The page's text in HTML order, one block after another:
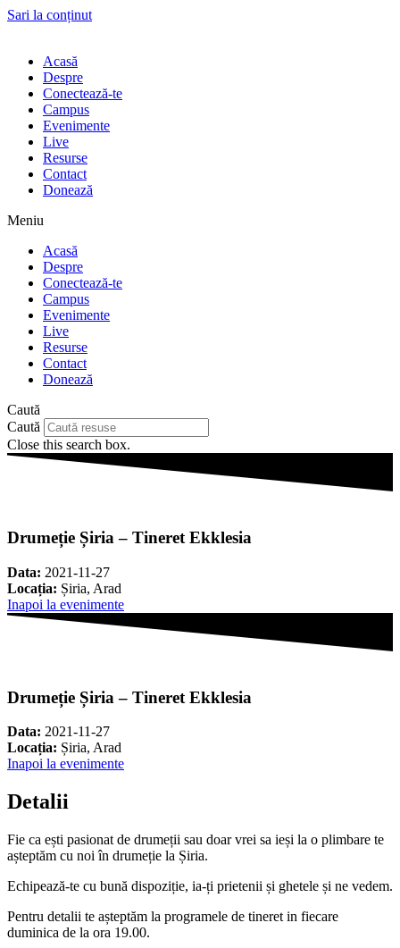
Sari la conținut
Acasă
Despre
Conectează-te
Campus
Evenimente
Live
Resurse
Contact
Donează
Meniu
Acasă
Despre
Conectează-te
Campus
Evenimente
Live
Resurse
Contact
Donează
Caută
Caută
Close this search box.
Drumeție Șiria – Tineret Ekklesia
Data: 2021-11-27
Locația: Șiria, Arad
Inapoi la evenimente
Drumeție Șiria – Tineret Ekklesia
Data: 2021-11-27
Locația: Șiria, Arad
Inapoi la evenimente
Detalii
Fie ca ești pasionat de drumeții sau doar vrei sa ieși la o plimbare te
așteptăm cu noi în drumeție la Șiria.
Echipează-te cu bună dispoziție, ia-ți prietenii și ghetele și ne vedem.
Pentru detalii te așteptăm la programele de tineret in fiecare
duminica de la ora 19.00.